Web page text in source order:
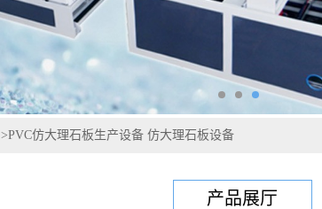
>PVC仿大理石板生产设备 仿大理石板设备
产品展厅